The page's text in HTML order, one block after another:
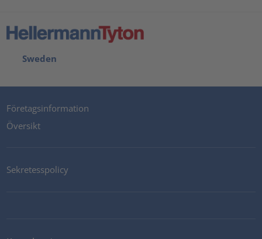
Sweden
Företagsinformation
Översikt
Sekretesspolicy